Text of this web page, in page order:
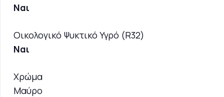
Ναι
Οικολογικό Ψυκτικό Υγρό (R32)
Ναι
Χρώμα
Μαύρο